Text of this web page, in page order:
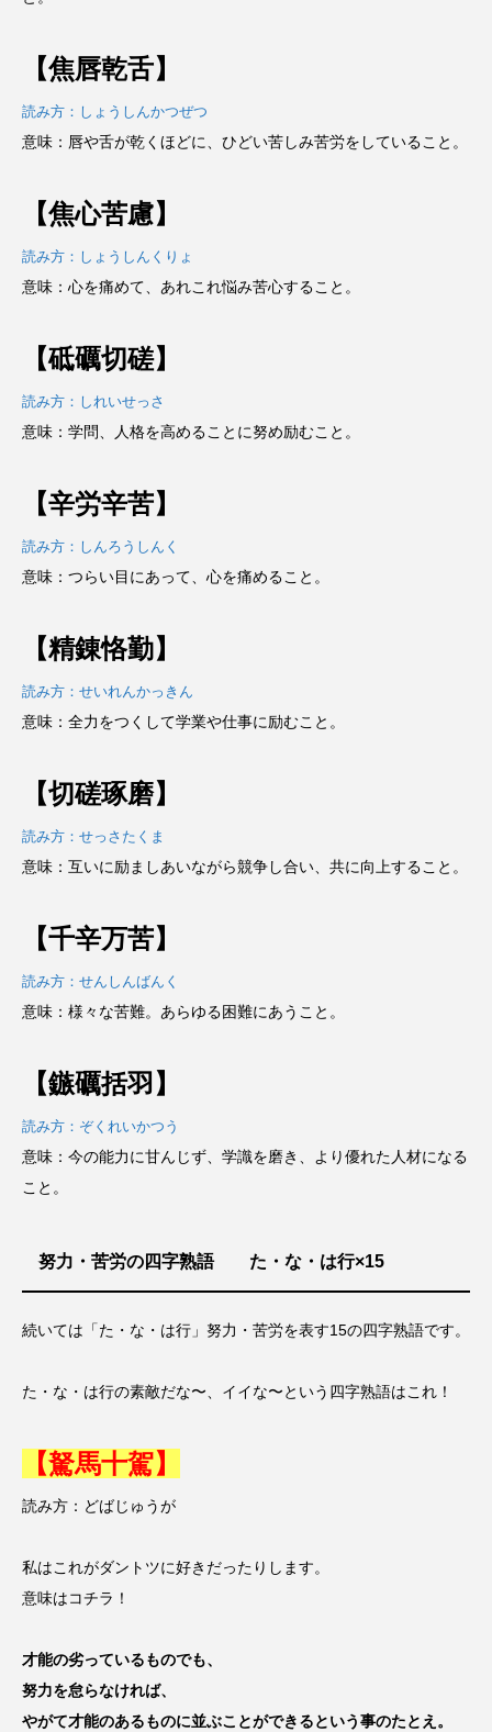
【焦唇乾舌】
読み方：しょうしんかつぜつ
意味：唇や舌が乾くほどに、ひどい苦しみ苦労をしていること。
【焦心苦慮】
読み方：しょうしんくりょ
意味：心を痛めて、あれこれ悩み苦心すること。
【砥礪切磋】
読み方：しれいせっさ
意味：学問、人格を高めることに努め励むこと。
【辛労辛苦】
読み方：しんろうしんく
意味：つらい目にあって、心を痛めること。
【精錬恪勤】
読み方：せいれんかっきん
意味：全力をつくして学業や仕事に励むこと。
【切磋琢磨】
読み方：せっさたくま
意味：互いに励ましあいながら競争し合い、共に向上すること。
【千辛万苦】
読み方：せんしんばんく
意味：様々な苦難。あらゆる困難にあうこと。
【鏃礪括羽】
読み方：ぞくれいかつう
意味：今の能力に甘んじず、学識を磨き、より優れた人材になる
こと。
努力・苦労の四字熟語 た・な・は行×15
続いては「た・な・は行」努力・苦労を表す15の四字熟語です。
た・な・は行の素敵だな〜、イイな〜という四字熟語はこれ！
【駑馬十駕】
読み方：どばじゅうが
私はこれがダントツに好きだったりします。
意味はコチラ！
才能の劣っているものでも、
努力を怠らなければ、
やがて才能のあるものに並ぶことができるという事のたとえ。